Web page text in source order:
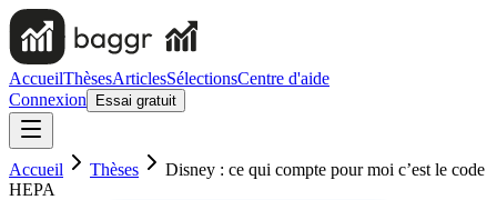
AccueilThèsesArticlesSélectionsCentre d'aide
Connexion
Essai gratuit
Accueil Thèses
Disney : ce qui compte pour moi c’est le code
HEPA